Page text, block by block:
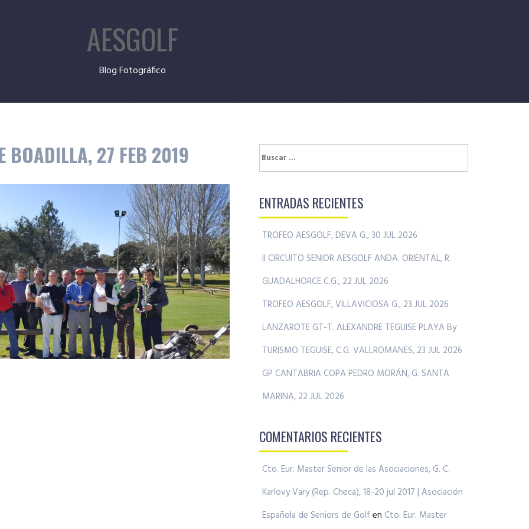
AESGOLF
Blog Fotográfico
BOADILLA, 27 FEB 2019 Buscar:
ENTRADAS RECIENTES
TROFEO AESGOLF, DEVA G., 30 JUL 2026
II CIRCUITO SENIOR AESGOLF ANDA. ORIENTAL, R.
GUADALHORCE C.G., 22 JUL 2026
TROFEO AESGOLF, VILLAVICIOSA G., 23 JUL 2026
LANZAROTE GT-T. ALEXANDRE TEGUISE PLAYA By
TURISMO TEGUISE, C.G. VALLROMANES, 23 JUL 2026
GP CANTABRIA COPA PEDRO MORÁN, G. SANTA
MARINA, 22 JUL 2026
COMENTARIOS RECIENTES
Cto. Eur. Master Senior de las Asociaciones, G. C.
Karlovy Vary (Rep. Checa), 18-20 jul 2017 | Asociación
Española de Seniors de Golf en Cto. Eur. Master